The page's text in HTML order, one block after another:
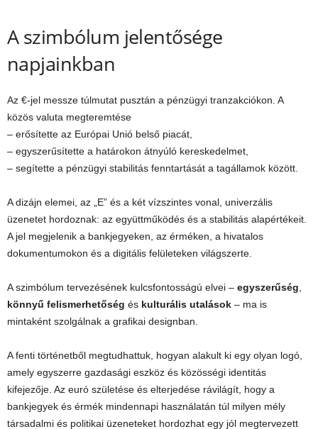
A szimbólum jelentősége
napjainkban
Az €-jel messze túlmutat pusztán a pénzügyi tranzakciókon. A
közös valuta megteremtése
– erősítette az Európai Unió belső piacát,
– egyszerűsítette a határokon átnyúló kereskedelmet,
– segítette a pénzügyi stabilitás fenntartását a tagállamok között.
A dizájn elemei, az „E” és a két vízszintes vonal, univerzális
üzenetet hordoznak: az együttműködés és a stabilitás alapértékeit.
A jel megjelenik a bankjegyeken, az érméken, a hivatalos
dokumentumokon és a digitális felületeken világszerte.
A szimbólum tervezésének kulcsfontosságú elvei – egyszerűség
könnyű felismerhetőség és kulturális utalások – ma is
mintaként szolgálnak a grafikai designban.
A fenti történetből megtudhattuk, hogyan alakult ki egy olyan logó,
amely egyszerre gazdasági eszköz és közösségi identitás
kifejezője. Az euró születése és elterjedése rávilágít, hogy a
bankjegyek és érmék mindennapi használatán túl milyen mély
társadalmi és politikai üzeneteket hordozhat egy jól megtervezett